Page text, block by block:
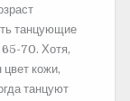
танцующие
65-70. Хотя,
кожи,
танцуют